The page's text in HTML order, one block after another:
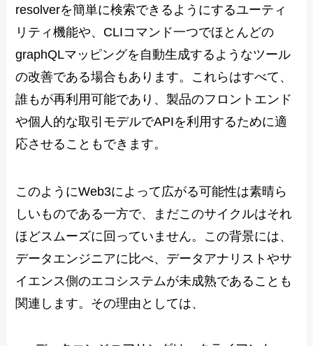
resolverを簡単に検索できるようにするユーティ
リティ機能や、CLIコマンド一つでほとんどの
graphQLマッピングを自動生成するようなツール
の改善である場合もあります。これらはすべて、
誰もが再利用可能であり、製品のフロントエンド
や個人的な取引モデルでAPIを利用するために適
応させることもできます。
このようにWeb3によって広がる可能性は素晴ら
しいものである一方で、まだこのサイクルはそれ
ほどスムーズに回っていません。この背景には、
データエンジニアに比べ、データアナリストやサ
イエンス側のエコシステムが未成熟であることも
関連します。その理由としては、